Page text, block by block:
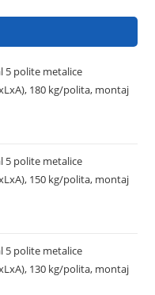
5 polite metalice
180 kg/polita, montaj
5 polite metalice
150 kg/polita, montaj
5 polite metalice
130 kg/polita, montaj